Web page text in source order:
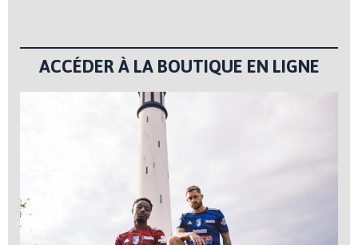
ACCÉDER À LA BOUTIQUE EN LIGNE